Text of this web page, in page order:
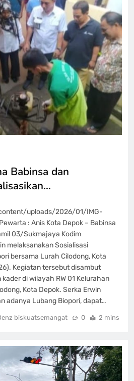
Babinsa dan
uploads/2026/01/IMG-
: Anis Kota Depok – Babinsa
03/Sukmajaya Kodim
melaksanakan Sosialisasi
bersama Lurah Cilodong, Kota
Kegiatan tersebut disambut
di wilayah RW 01 Kelurahan
Kota Depok. Serka Erwin
adanya Lubang Biopori, dapat…
biskuatsemangat 0 2 mins